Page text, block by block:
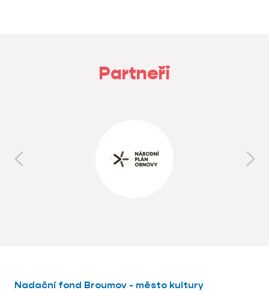
Partneři
Nadační fond Broumov - město kultury